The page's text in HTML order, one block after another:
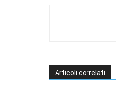
Articoli correlati